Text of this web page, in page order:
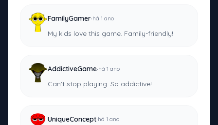
FamilyGamer·há 1 ano
My kids love this game. Family-friendly!
AddictiveGame·há 1 ano
Can't stop playing. So addictive!
UniqueConcept·há 1 ano